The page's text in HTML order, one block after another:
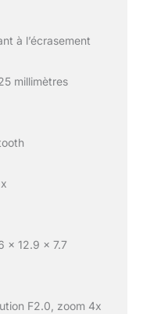
à l’écrasement
millimètres
x 12.9 x 7.7
F2.0, zoom 4x